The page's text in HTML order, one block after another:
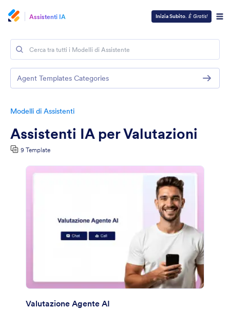
Assistenti IA Inizia Subito. È Gratis!
Modelli di Assistenti
Assistenti IA per Valutazioni
9 Template
Valutazione Agente AI
Agent Templates Categories